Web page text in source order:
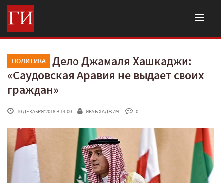
ПОЛИТИКА
Дело Джамаля Хашкаджи:
«Саудовская Аравия не выдает своих
граждан»
10 ДЕКАБРЯ'2018 В 14:00 ЯКУБ ХАДЖИЧ 0